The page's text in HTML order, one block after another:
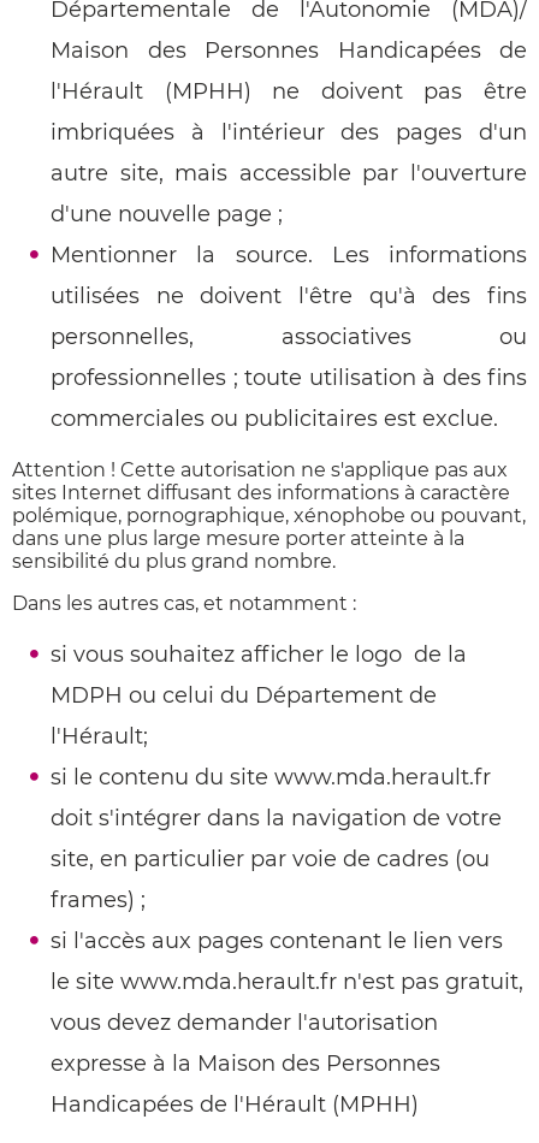
Départementale de l'Autonomie (MDA)/
Maison des Personnes Handicapées de
l'Hérault (MPHH) ne doivent pas être
imbriquées à l'intérieur des pages d'un
autre site, mais accessible par l'ouverture
d'une nouvelle page ;
Mentionner la source. Les informations
utilisées ne doivent l'être qu'à des fins
personnelles, associatives ou
professionnelles ; toute utilisation à des fins
commerciales ou publicitaires est exclue.
Attention ! Cette autorisation ne s'applique pas aux
sites Internet diffusant des informations à caractère
polémique, pornographique, xénophobe ou pouvant,
dans une plus large mesure porter atteinte à la
sensibilité du plus grand nombre.
Dans les autres cas, et notamment :
si vous souhaitez afficher le logo de la
MDPH ou celui du Département de
l'Hérault;
si le contenu du site www.mda.herault.fr
doit s'intégrer dans la navigation de votre
site, en particulier par voie de cadres (ou
frames) ;
si l'accès aux pages contenant le lien vers
le site www.mda.herault.fr n'est pas gratuit,
vous devez demander l'autorisation
expresse à la Maison des Personnes
Handicapées de l'Hérault (MPHH)